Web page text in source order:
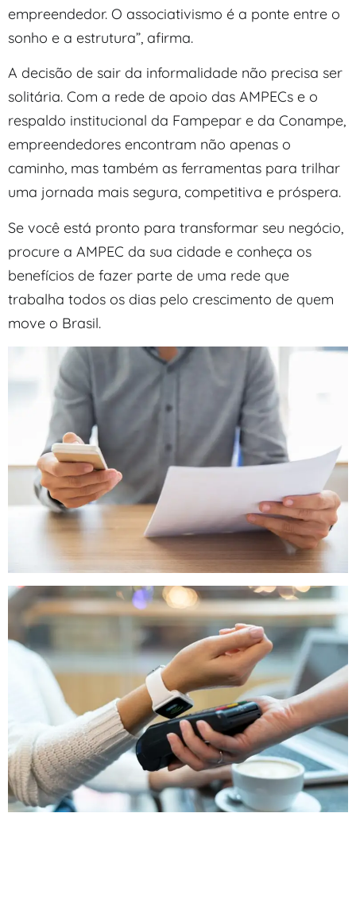
empreendedor. O associativismo é a ponte entre o
sonho e a estrutura”, afirma.
A decisão de sair da informalidade não precisa ser
solitária. Com a rede de apoio das AMPECs e o
respaldo institucional da Fampepar e da Conampe,
empreendedores encontram não apenas o
caminho, mas também as ferramentas para trilhar
uma jornada mais segura, competitiva e próspera.
Se você está pronto para transformar seu negócio,
procure a AMPEC da sua cidade e conheça os
benefícios de fazer parte de uma rede que
trabalha todos os dias pelo crescimento de quem
move o Brasil.